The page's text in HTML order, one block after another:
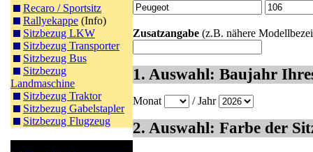
Recaro / Sportsitz
Rallyekappe (Info)
Sitzbezug LKW
Sitzbezug Transporter
Sitzbezug Bus
Sitzbezug
Landmaschine
Sitzbezug Traktor
Sitzbezug Gabelstapler
Sitzbezug Flugzeug
Zusatzangabe (z.B. nähere
1. Auswahl: Baujahr
Monat / Jahr
2. Auswahl: Farbe der